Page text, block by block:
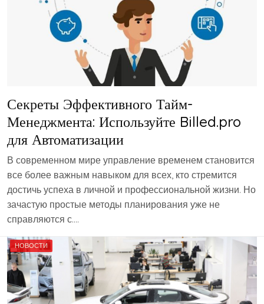
Секреты Эффективного Тайм-
Менеджмента: Используйте Billed.pro
для Автоматизации
В современном мире управление временем становится
все более важным навыком для всех, кто стремится
достичь успеха в личной и профессиональной жизни. Но
зачастую простые методы планирования уже не
справляются с….
НОВОСТИ